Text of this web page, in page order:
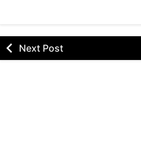
Next Post